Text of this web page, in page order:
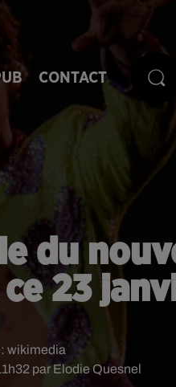
CONTACT
du
23
par Elodie Quesnel
wikimedia